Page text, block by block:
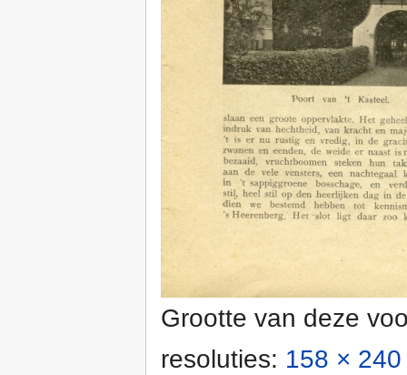
Grootte van deze
resoluties: 158 ×